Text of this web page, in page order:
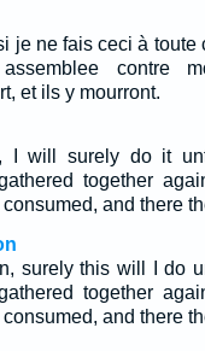
je ne fais ceci à toute
contre
et ils y mourront.
I will surely do it
together
and there
surely this will I do
together
and there